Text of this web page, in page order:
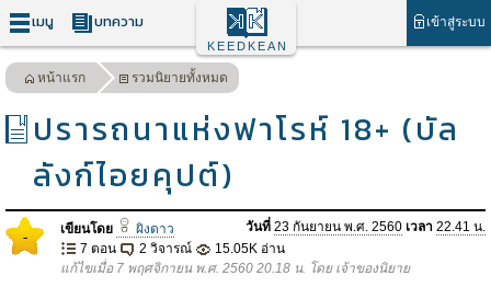
เมนู บทความ เข้าสู่ระบบ
KEEDKEAN
หน้าแรก รวมนิยายทั้งหมด
ปรารถนาแห่งฟาโรห์ 18+ (บัล
ลังก์ไอยคุปต์)
- เขียนโดย ผิงดาว วันที่ 23 กันยายน พ.ศ. 2560 เวลา 22.41 น.
7 ตอน
2 วิจารณ์
15.05K อ่าน
แก้ไขเมื่อ 7 พฤศจิกายน พ.ศ. 2560 20.18 น. โดย เจ้าของนิยาย